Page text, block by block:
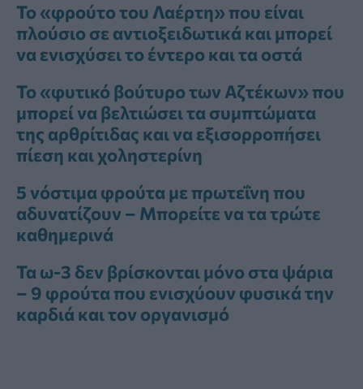
Το «φρούτο του Λαέρτη» που είναι
πλούσιο σε αντιοξειδωτικά και μπορεί
να ενισχύσει το έντερο και τα οστά
Το «φυτικό βούτυρο των Αζτέκων» που
μπορεί να βελτιώσει τα συμπτώματα
της αρθρίτιδας και να εξισορροπήσει
πίεση και χοληστερίνη
5 νόστιμα φρούτα με πρωτεΐνη που
αδυνατίζουν – Μπορείτε να τα τρώτε
καθημερινά
Τα ω-3 δεν βρίσκονται μόνο στα ψάρια
– 9 φρούτα που ενισχύουν φυσικά την
καρδιά και τον οργανισμό